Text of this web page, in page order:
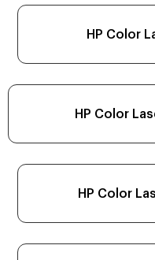
HP Color
HP Color
HP Color